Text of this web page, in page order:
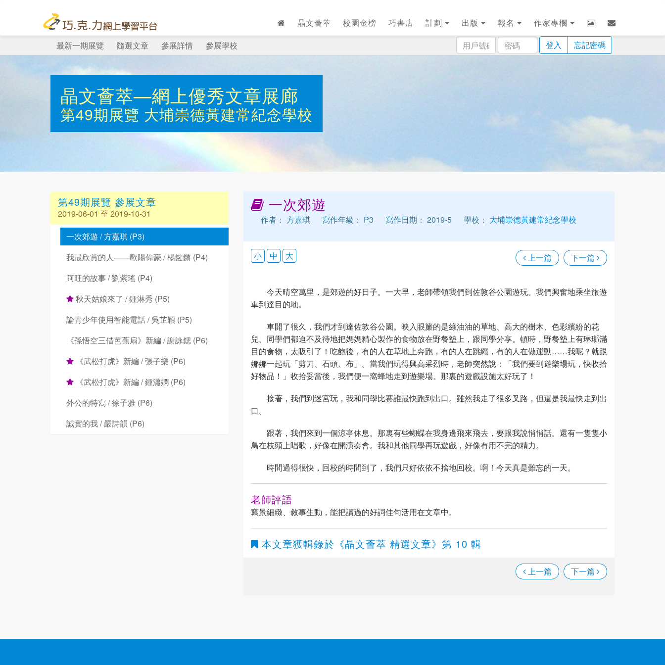
晶文薈萃 校園金榜 巧書店 計劃 出版 報名
作家專欄
用
戶
密
碼
登入 忘記密碼
最新一期展覽 隨選文章 參展詳情 參展學校
晶文薈萃—網上優秀文章展廊
第49期展覽 大埔崇德黃建常紀念學校
第49期展覽 參展文章
2019-06-01 至 2019-10-31
一次郊遊 / 方嘉琪 (P3)
我最欣賞的人——歐陽偉豪 / 楊鍵鏘 (P4)
阿旺的故事 / 劉紫瑤 (P4)
秋天姑娘來了 / 鍾淋秀 (P5)
論青少年使用智能電話 / 吳芷穎 (P5)
《孫悟空三借芭蕉扇》新編 / 謝詠鍶 (P6)
《武松打虎》新編 / 張子樂 (P6)
《武松打虎》新編 / 鍾瀟嫻 (P6)
外公的特寫 / 徐子雅 (P6)
誠實的我 / 嚴詩韻 (P6)
一次郊遊
作者： 方嘉琪 寫作年級： P3 寫作日期： 2019-5 學校： 大埔崇德黃建常紀念學校
上一篇 下一篇
小 中 大
今天晴空萬里，是郊遊的好日子。一大早，老師帶領我們到佐敦谷公園遊玩。我們興奮地乘坐旅遊
車到達目的地。
車開了很久，我們才到達佐敦谷公園。映入眼簾的是綠油油的草地、高大的樹木、色彩繽紛的花
兒。同學們都迫不及待地把媽媽精心製作的食物放在野餐墊上，跟同學分享。頓時，野餐墊上有琳瑯滿
目的食物，太吸引了！吃飽後，有的人在草地上奔跑，有的人在跳繩，有的人在做運動……我呢？就跟
娜娜一起玩「剪刀、石頭、布」。當我們玩得興高采烈時，老師突然說：「我們要到遊樂場玩，快收拾
好物品！」收拾妥當後，我們便一窩蜂地走到遊樂場。那裏的遊戲設施太好玩了！
接著，我們到迷宮玩，我和同學比賽誰最快跑到出口。雖然我走了很多叉路，但還是我最快走到出
口。
跟著，我們來到一個涼亭休息。那裏有些蝴蝶在我身邊飛來飛去，要跟我說悄悄話。還有一隻隻小
鳥在枝頭上唱歌，好像在開演奏會。我和其他同學再玩遊戲，好像有用不完的精力。
時間過得很快，回校的時間到了，我們只好依依不捨地回校。啊！今天真是難忘的一天。
老師評語
寫景細緻、敘事生動，能把讀過的好詞佳句活用在文章中。
本文章獲輯錄於 《晶文薈萃 精選文章》 第 10 輯
上一篇 下一篇